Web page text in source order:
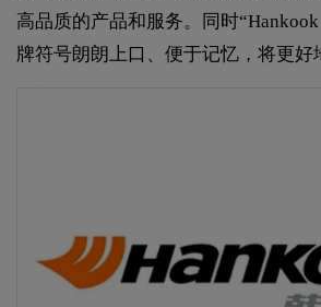
高品质的产品和服务。同时
牌符号朗朗上口、便于记忆，将更好